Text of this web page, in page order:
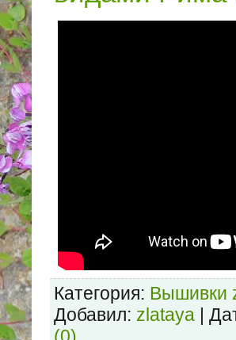
Категория: Вышивки
Добавил: zlataya |